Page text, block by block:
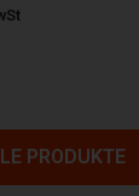
PRODUKTE